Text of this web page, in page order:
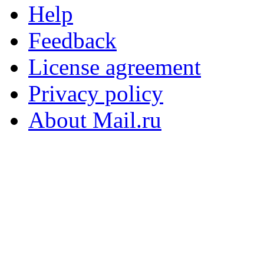
Help
Feedback
License agreement
Privacy policy
About Mail.ru